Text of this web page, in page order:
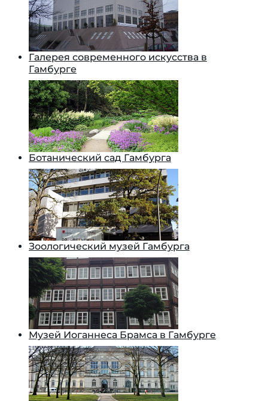
Галерея современного искусства в
Гамбурге
Ботанический сад Гамбурга
Зоологический музей Гамбурга
Музей Иоганнеса Брамса в Гамбурге